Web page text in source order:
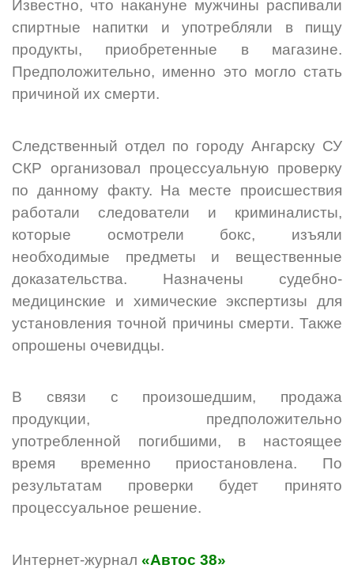
Известно, что накануне мужчины распивали
спиртные напитки и употребляли в пищу
продукты, приобретенные в магазине.
Предположительно, именно это могло стать
причиной их смерти.
Следственный отдел по городу Ангарску СУ
СКР организовал процессуальную проверку
по данному факту. На месте происшествия
работали следователи и криминалисты,
которые осмотрели бокс, изъяли
необходимые предметы и вещественные
доказательства. Назначены судебно-
медицинские и химические экспертизы для
установления точной причины смерти. Также
опрошены очевидцы.
В связи с произошедшим, продажа
продукции, предположительно
употребленной погибшими, в настоящее
время временно приостановлена. По
результатам проверки будет принято
процессуальное решение.
Интернет-журнал «Автос 38»